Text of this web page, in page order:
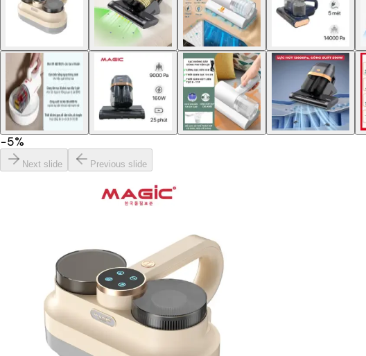
−5%
Next slide Previous slide